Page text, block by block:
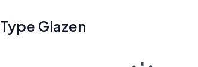
Type Glazen